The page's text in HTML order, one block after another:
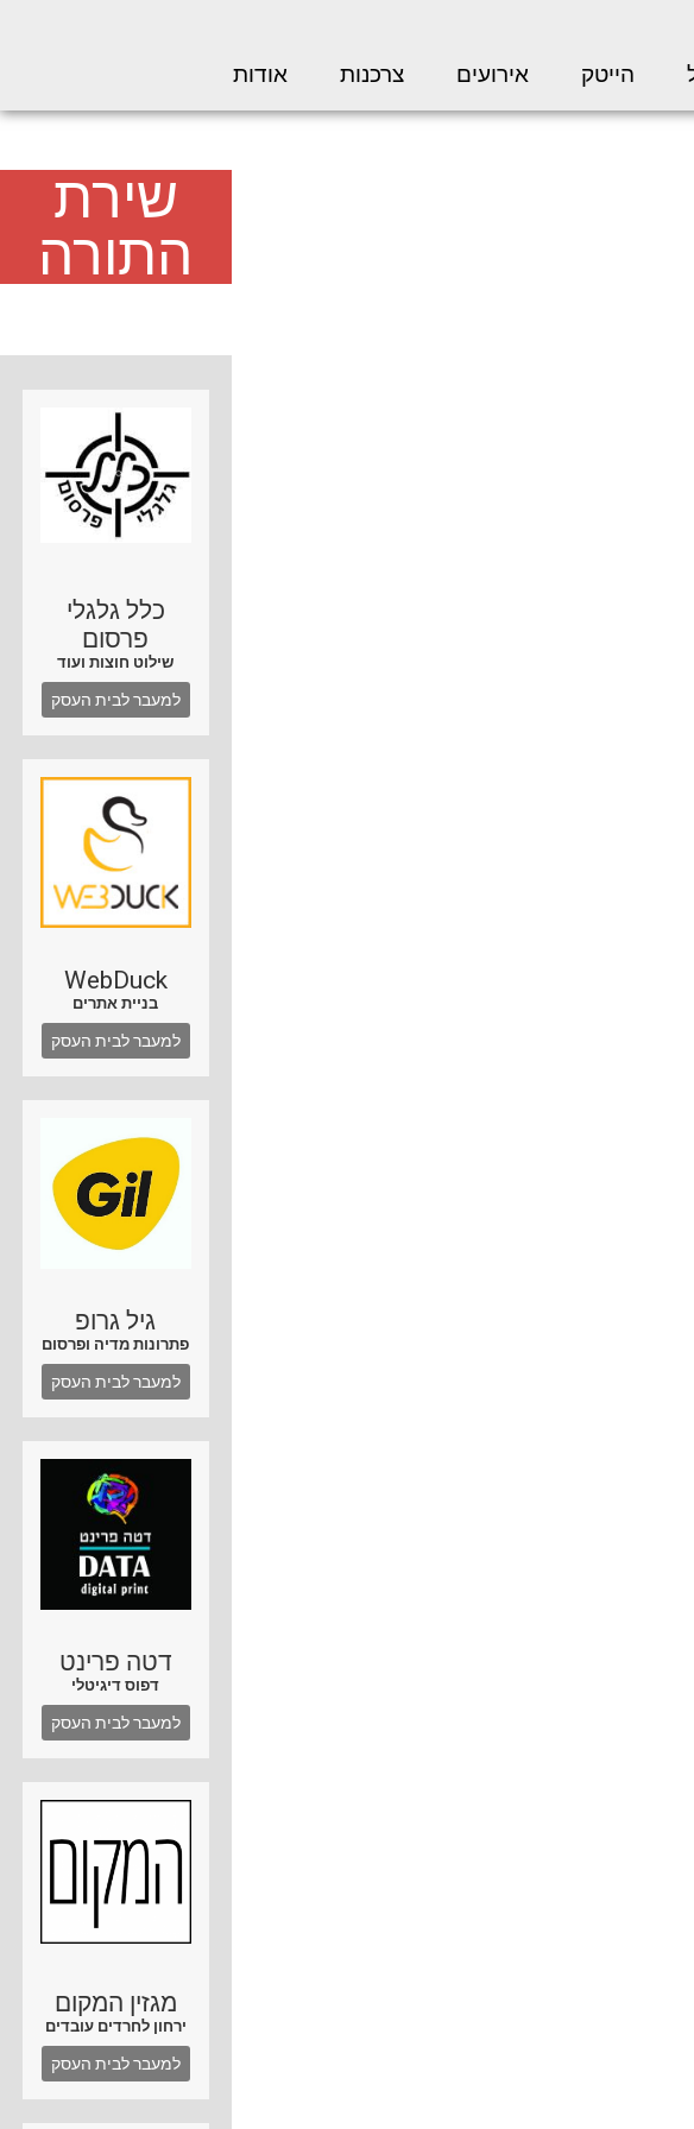
הייטק אירועים צרכנות אודות
שירת
התורה
כלל גלגלי
פרסום
שילוט חוצות ועוד
למעבר לבית העסק
WebDuck
בניית אתרים
למעבר לבית העסק
גיל גרופ
פתרונות מדיה ופרסום
למעבר לבית העסק
דטה פרינט
דפוס דיגיטלי
למעבר לבית העסק
מגזין המקום
ירחון לחרדים עובדים
למעבר לבית העסק